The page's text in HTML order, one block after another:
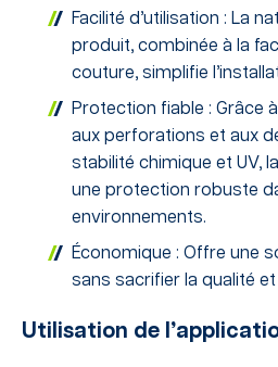
Facilité d’utilisation : La
produit, combinée à la
couture, simplifie
Protection fiable : Grâce
aux perforations et aux
stabilité chimique et UV,
une protection robuste
environnements.
Économique : Offre une
sans sacrifier la qualité
Utilisation de